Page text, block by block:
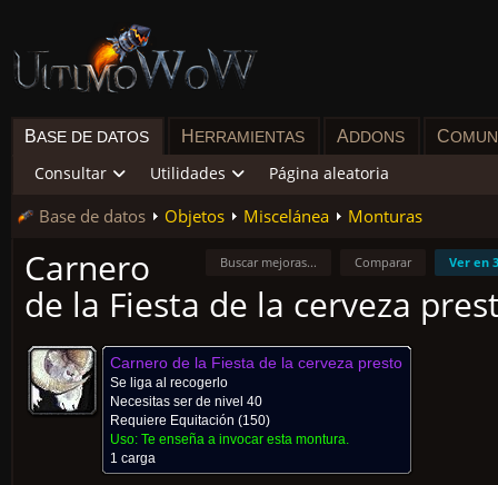
BASE DE DATOS H ERRAMIENTAS ADDONS C
Consultar Utilidades Página aleatoria
Base de datos Objetos Miscelánea Monturas
Ver en
Comparar
Buscar mejoras...
Carnero
de la Fiesta de la cerveza
Carnero de la Fiesta de la cerveza presto
Se liga al recogerlo
Necesitas ser de nivel 40
Requiere Equitación (150)
Uso: Te enseña a invocar esta montura.
1 carga